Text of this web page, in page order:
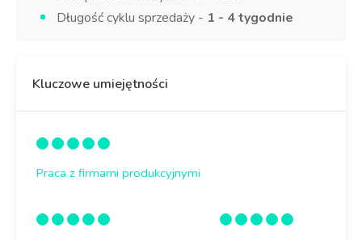
Długość cyklu sprzedaży - 1 - 4 tygodnie
Kluczowe umiejętności
Praca z firmami produkcyjnymi